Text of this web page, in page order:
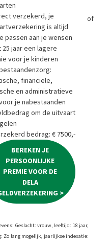
verzekerd, je
is altijd
passen aan je wensen
jaar een lagere
voor je kinderen
financiële,
en administratieve
je nabestaanden
om de uitvaart
bedrag: € 7500,-
BEREKEN JE
PERSOONLIJKE
PREMIE VOOR DE
DELA
>
of
Geslacht: vrouw, leeftijd: 18 jaar,
Zo lang mogelijk, jaarlijkse indexatie: